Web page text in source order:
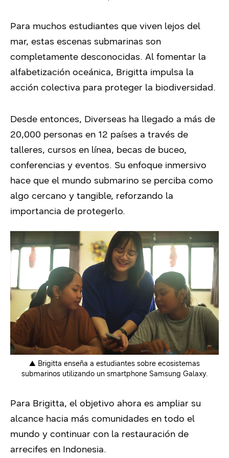
Para muchos estudiantes que viven lejos del
mar, estas escenas submarinas son
completamente desconocidas. Al fomentar la
alfabetización oceánica, Brigitta impulsa la
acción colectiva para proteger la biodiversidad.
Desde entonces, Diverseas ha llegado a más de
20,000 personas en 12 países a través de
talleres, cursos en línea, becas de buceo,
conferencias y eventos. Su enfoque inmersivo
hace que el mundo submarino se perciba como
algo cercano y tangible, reforzando la
importancia de protegerlo.
▲ Brigitta enseña a estudiantes sobre ecosistemas
submarinos utilizando un smartphone Samsung Galaxy.
Para Brigitta, el objetivo ahora es ampliar su
alcance hacia más comunidades en todo el
mundo y continuar con la restauración de
arrecifes en Indonesia.